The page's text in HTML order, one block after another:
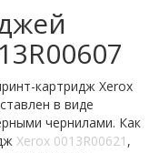
картридж Xerox
в виде
чернилами. Как
Xerox 0013R00621 ,